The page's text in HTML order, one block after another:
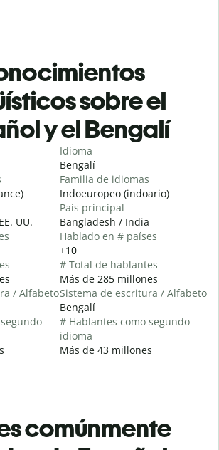
sobre el
y el Bengalí
UU.
/ Alfabeto
Idioma
Bengalí
Familia de idiomas
Indoeuropeo (indoario)
País principal
Bangladesh / India
Hablado en # países
+10
# Total de hablantes
Más de 285 millones
Sistema de escritura / Alfabeto
Bengalí
# Hablantes como segundo
idioma
Más de 43 millones
comúnmente